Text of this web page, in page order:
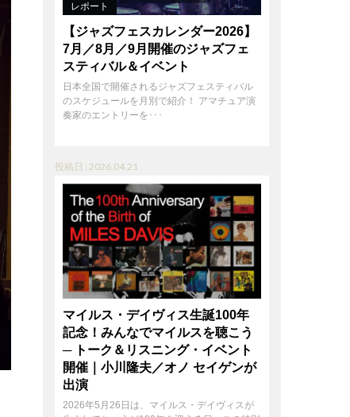
レポート
【ジャズフェスカレンダー2026】
7月／8月／9月開催のジャズフェ
スティバル＆イベント
日本全国で開催されるジャズフェスティバル
のスケジュールを月別で紹介！ アマチュア演
奏家のエントリーを･･･
投稿日 : 2026.04.21
マイルス・デイヴィス生誕100年
記念！みんなでマイルスを聴こう
─ トーク＆リスニング・イベント
開催｜小川隆夫／オノ セイゲンが
出演
2026年5月26日は、マイルス・デイヴィスが